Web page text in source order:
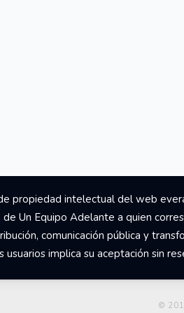
propiedad intelectual del web
Un Equipo Adelante a quien
comunicación pública y
implica su aceptación sin
©